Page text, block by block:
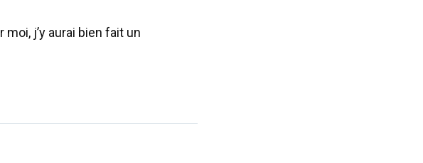
j’y aurai bien fait un